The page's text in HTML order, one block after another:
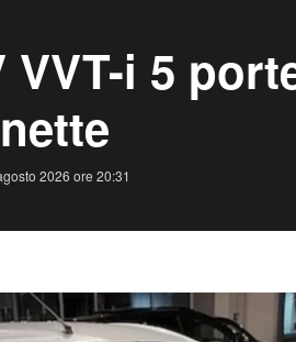
VVT-i 5
2026 ore 20:31